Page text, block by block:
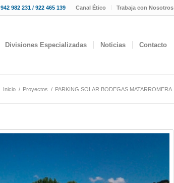
Canal Ético Trabaja con Nosotros
942 982 231 / 922 465 139
Divisiones Especializadas Noticias Contacto
Inicio / Proyectos / PARKING SOLAR BODEGAS MATARROMERA